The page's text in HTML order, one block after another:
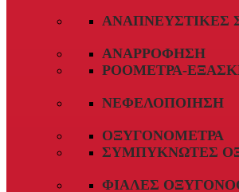
ΑΝΑΠΝΕΥΣΤΙΚΈΣ
ΑΝΑΡΡΌΦΗΣΗ
ΡΟΌΜΕΤΡΑ-
ΝΕΦΕΛΟΠΟΊΗΣΗ
ΟΞΥΓΟΝΌΜΕΤΡΑ
ΣΥΜΠΥΚΝΩΤΈΣ
ΦΙΆΛΕΣ